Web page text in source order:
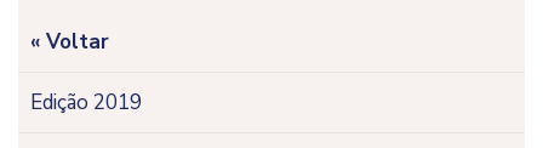
« Voltar
Edição 2019